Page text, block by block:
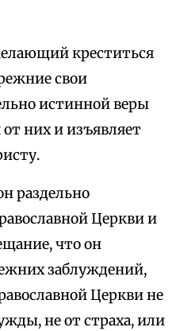
креститься
свои
истинной веры
них и изъявляет
раздельно
Церкви и
что он
заблуждений,
Церкви не
не от страха, или